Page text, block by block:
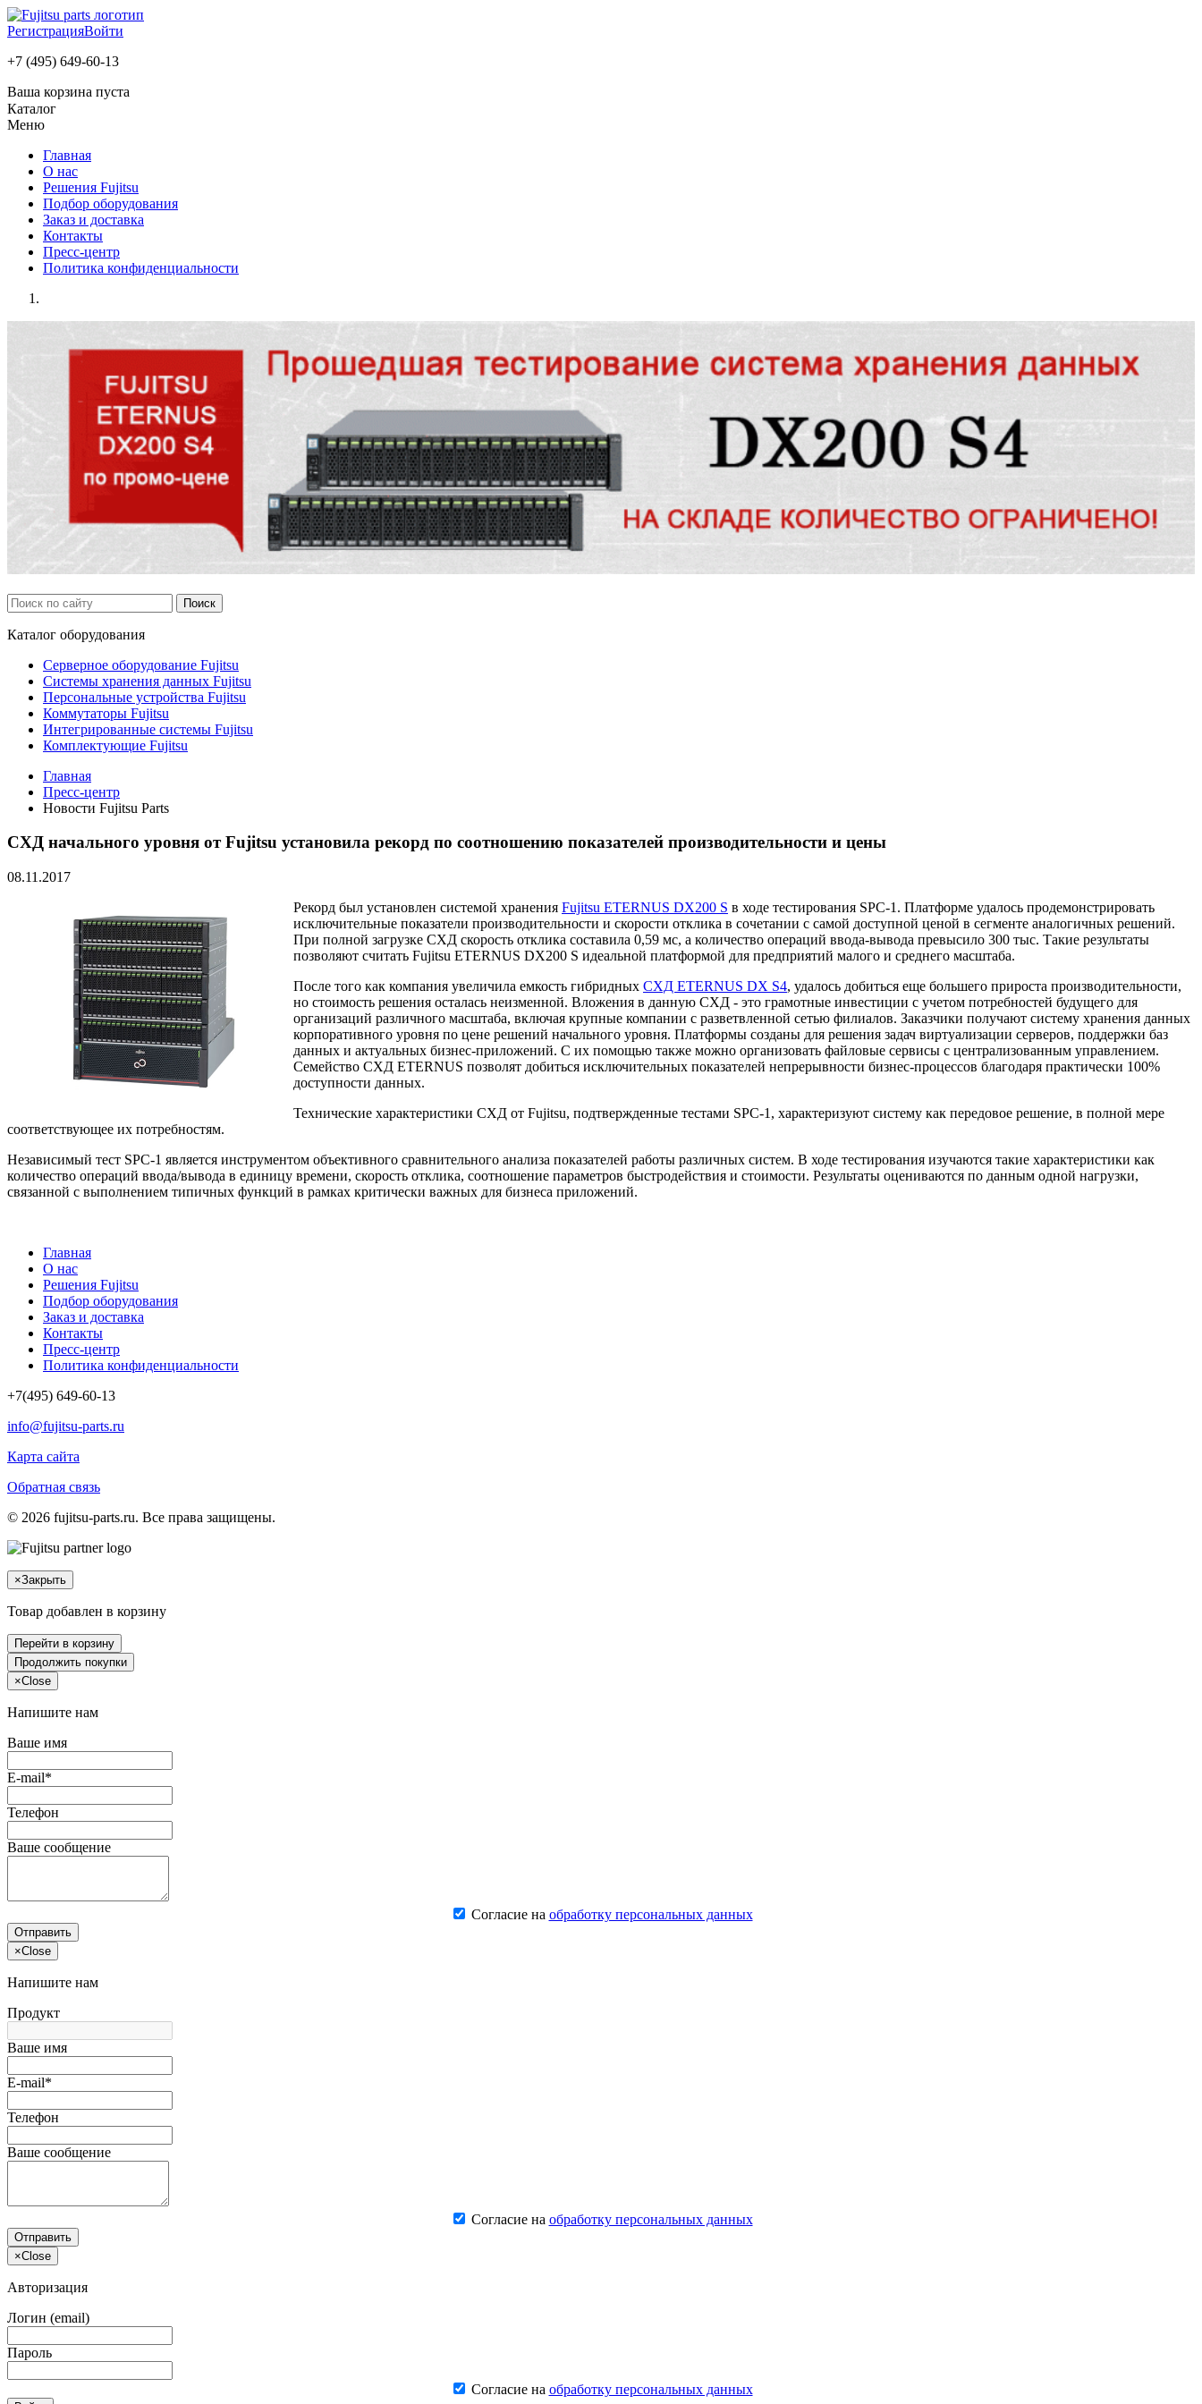
РегистрацияВойти
+7 (495) 649-60-13
Ваша корзина пуста
Каталог
Меню
Главная
О нас
Решения Fujitsu
Подбор оборудования
Заказ и доставка
Контакты
Пресс-центр
Политика конфиденциальности
Каталог оборудования
Серверное оборудование Fujitsu
Системы хранения данных Fujitsu
Персональные устройства Fujitsu
Коммутаторы Fujitsu
Интегрированные системы Fujitsu
Комплектующие Fujitsu
Главная
Пресс-центр
Новости Fujitsu Parts
СХД начального уровня от Fujitsu установила рекорд по соотношению показателей производительности и цены
08.11.2017
Рекорд был установлен системой хранения Fujitsu ETERNUS DX200 S в ходе тестирования SPC-1. Платформе удалось продемонстрировать
исключительные показатели производительности и скорости отклика в сочетании с самой доступной ценой в сегменте аналогичных решений.
При полной загрузке СХД скорость отклика составила 0,59 мс, а количество операций ввода-вывода превысило 300 тыс. Такие результаты
позволяют считать Fujitsu ETERNUS DX200 S идеальной платформой для предприятий малого и среднего масштаба.
После того как компания увеличила емкость гибридных СХД ETERNUS DX S4, удалось добиться еще большего прироста производительности,
но стоимость решения осталась неизменной. Вложения в данную СХД - это грамотные инвестиции с учетом потребностей будущего для
организаций различного масштаба, включая крупные компании с разветвленной сетью филиалов. Заказчики получают систему хранения данных
корпоративного уровня по цене решений начального уровня. Платформы созданы для решения задач виртуализации серверов, поддержки баз
данных и актуальных бизнес-приложений. С их помощью также можно организовать файловые сервисы с централизованным управлением.
Семейство СХД ETERNUS позволят добиться исключительных показателей непрерывности бизнес-процессов благодаря практически 100%
доступности данных.
Технические характеристики СХД от Fujitsu, подтвержденные тестами SPC-1, характеризуют систему как передовое решение, в полной мере
соответствующее их потребностям.
Независимый тест SPC-1 является инструментом объективного сравнительного анализа показателей работы различных систем. В ходе тестирования изучаются такие характеристики как
количество операций ввода/вывода в единицу времени, скорость отклика, соотношение параметров быстродействия и стоимости. Результаты оцениваются по данным одной нагрузки,
связанной с выполнением типичных функций в рамках критически важных для бизнеса приложений.
Главная
О нас
Решения Fujitsu
Подбор оборудования
Заказ и доставка
Контакты
Пресс-центр
Политика конфиденциальности
+7(495) 649-60-13
info@fujitsu-parts.ru
Карта сайта
Обратная связь
© 2026 fujitsu-parts.ru. Все права защищены.
×Закрыть
Товар добавлен в корзину
Перейти в корзину
Продолжить покупки
×Close
Напишите нам
Ваше имя
E-mail*
Телефон
Ваше сообщение
Согласие на обработку персональных данных
Отправить
×Close
Напишите нам
Продукт
Ваше имя
E-mail*
Телефон
Ваше сообщение
Согласие на обработку персональных данных
Отправить
×Close
Авторизация
Логин (email)
Пароль
Согласие на обработку персональных данных